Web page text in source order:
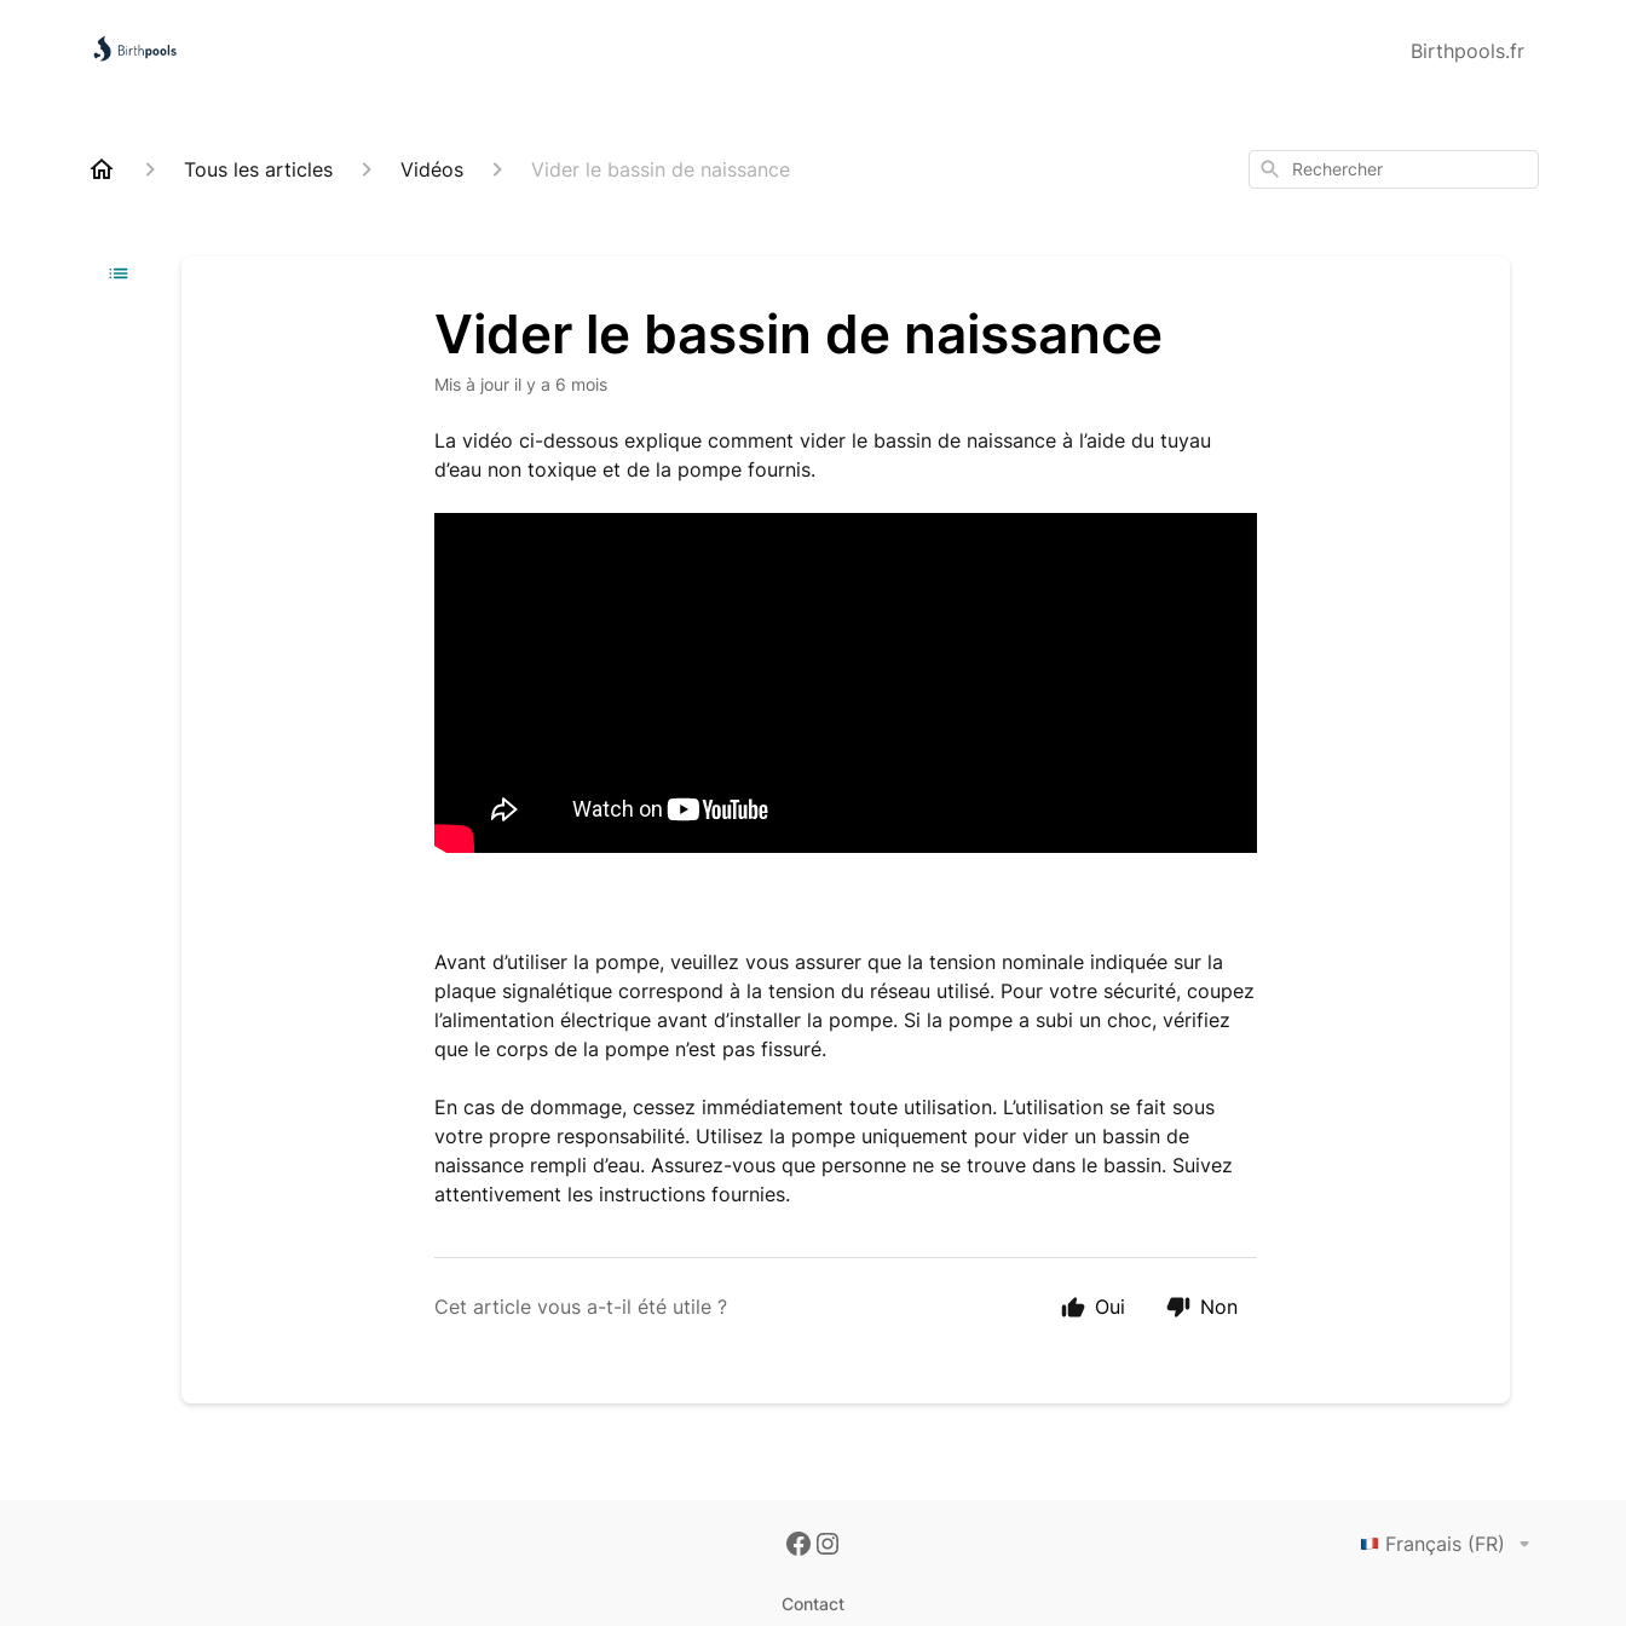
Birthpools.fr
Tous les articles Vidéos Vider le bassin de naissance Rechercher
Vider le bassin de naissance
Mis à jour il y a 6 mois
La vidéo ci-dessous explique comment vider le bassin de naissance à l’aide du tuyau
d’eau non toxique et de la pompe fournis.
Avant d’utiliser la pompe, veuillez vous assurer que la tension nominale indiquée sur la
plaque signalétique correspond à la tension du réseau utilisé. Pour votre sécurité, coupez
l’alimentation électrique avant d’installer la pompe. Si la pompe a subi un choc, vérifiez
que le corps de la pompe n’est pas fissuré.
En cas de dommage, cessez immédiatement toute utilisation. L’utilisation se fait sous
votre propre responsabilité. Utilisez la pompe uniquement pour vider un bassin de
naissance rempli d’eau. Assurez-vous que personne ne se trouve dans le bassin. Suivez
attentivement les instructions fournies.
Cet article vous a-t-il été utile ? Oui Non
Contact
Français (FR)